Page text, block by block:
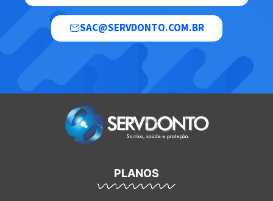
SAC@SERVDONTO.COM.BR
PLANOS